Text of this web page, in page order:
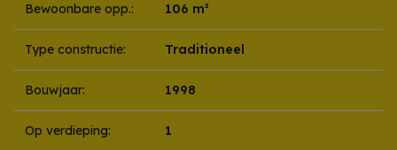
Bewoonbare opp.: 106 m²
Type constructie: Traditioneel
Bouwjaar: 1998
Op verdieping: 1